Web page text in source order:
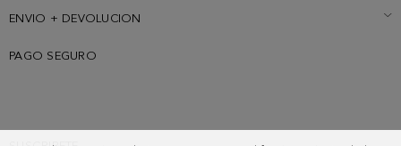
ENVIO + DEVOLUCION
PAGO SEGURO